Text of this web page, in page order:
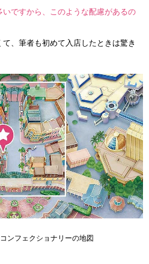
ですから、このような配慮があるの
、筆者も初めて入店したときは驚き
ンフェクショナリーの地図